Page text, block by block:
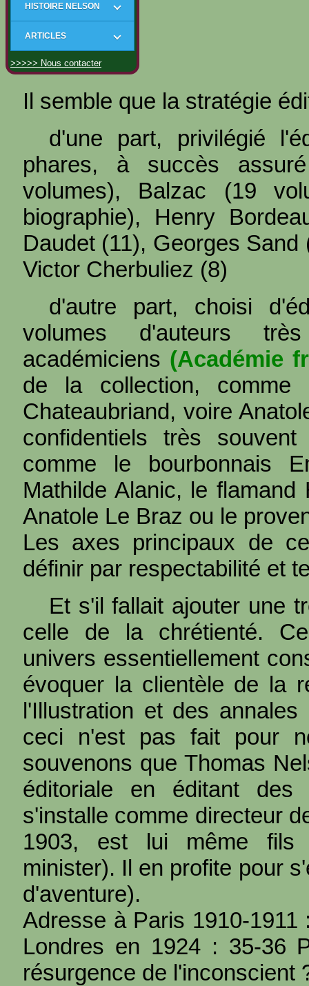
HISTOIRE NELSON
ARTICLES
>>>>> Nous contacter
Il semble que la stratégie
d'une part, privilégié
phares, à succès
volumes), Balzac (19
biographie), Henry
Daudet (11), Georges
Victor Cherbuliez (8)
d'autre part, choisi
volumes d'auteurs
académiciens (Académie
de la collection, comme
Chateaubriand, voire
confidentiels très
comme le bourbonnais
Mathilde Alanic, le
Anatole Le Braz ou le
Les axes principaux de
définir par respectabilité et
Et s'il fallait ajouter une
celle de la chrétienté.
univers essentiellement
évoquer la clientèle de la
l'Illustration et des
ceci n'est pas fait pour
souvenons que Thomas
éditoriale en éditant
s'installe comme directeur
1903, est lui même fils
minister). Il en profite pour
d'aventure).
Adresse à Paris 1910-
Londres en 1924 : 35-36
résurgence de l'inconscient